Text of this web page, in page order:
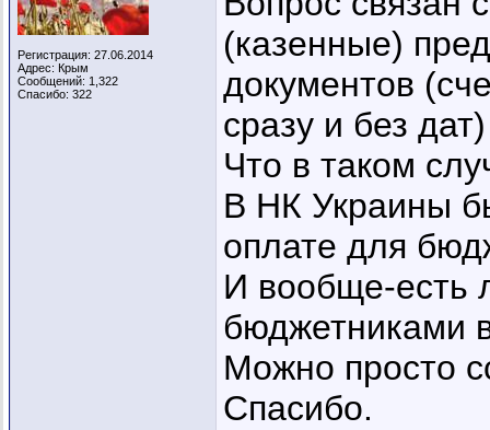
Регистрация: 27.06.2014
Адрес: Крым
Сообщений: 1,322
Спасибо: 322
(казенные)
документов
сразу и без
Что в таком
В НК Украины
оплате для
И вообще-есть
бюджетниками
Можно просто
Спасибо.